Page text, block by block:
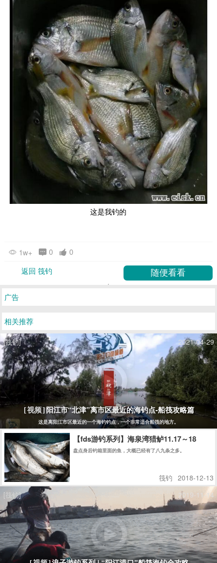
这是我钓的
1w+ 0
0
返回 筏钓
广告
相关推荐
[筏钓] 2021-04-29
[视频]阳江市“北津”离市区最近的海钓点-船筏攻略篇
这是离阳江市区最近的一个海钓钓点，一个非常适合船筏的地方。
【fds游钓系列】海泉湾猎鲈11.17～18
盘点身后钓箱里面的鱼，大概已经有了八九条之多。
筏钓 2018-12-13
[筏钓]
2019-11-14